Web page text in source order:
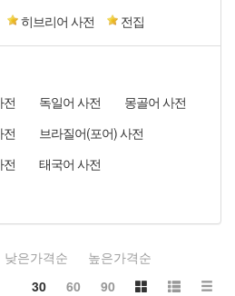
히브리어 사전 전집
전 독일어 사전
몽골어 사전
전
브라질어(포어) 사전
전
태국어 사전
낮은가격순
높은가격순
30
60 90